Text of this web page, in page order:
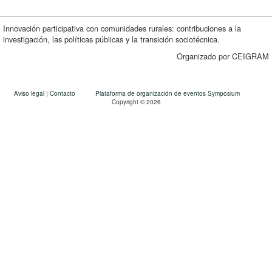
Innovación participativa con comunidades rurales: contribuciones a la
investigación, las políticas públicas y la transición sociotécnica.
Organizado por CEIGRAM
Aviso legal | Contacto
Plataforma de organización de eventos Symposium
Copyright © 2026